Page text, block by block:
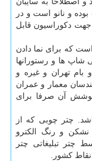
و نانو است و در
دکوراسیون قابل
که برای نما دادن
شاپ ها و رستورانها
بام تهران و غیره و
معمار و عمران
آن صرفا برای
چتر چوبی که از
و رنگ الکترو
چتر تبلیغاتی چتر
کشور.